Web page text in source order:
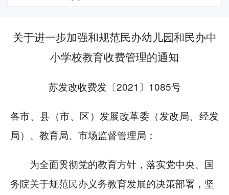
关于进一步加强和规范民办幼儿园和民办中
小学校教育收费管理的通知
苏发改收费发〔2021〕1085号
各市、县（市、区）发展改革委（发改局、经发
局）、教育局、市场监督管理局：
为全面贯彻党的教育方针，落实党中央、国
务院关于规范民办义务教育发展的决策部署，坚